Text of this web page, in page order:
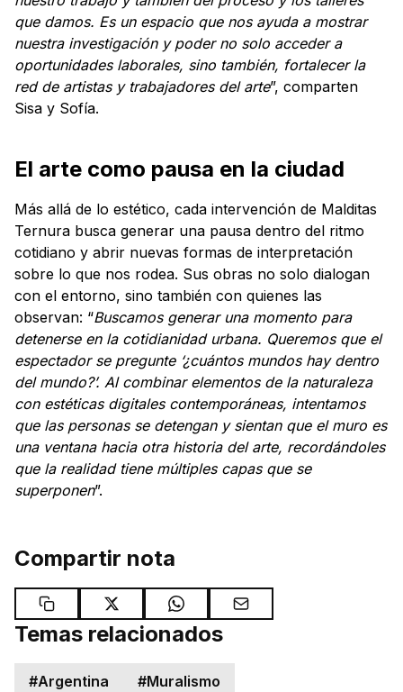
que damos. Es un espacio que nos ayuda a mostrar
nuestra investigación y poder no solo acceder a
oportunidades laborales, sino también, fortalecer la
red de artistas y trabajadores del arte”, comparten
Sisa y Sofía.
El arte como pausa en la ciudad
Más allá de lo estético, cada intervención de Malditas
Ternura busca generar una pausa dentro del ritmo
cotidiano y abrir nuevas formas de interpretación
sobre lo que nos rodea. Sus obras no solo dialogan
con el entorno, sino también con quienes las
observan: “Buscamos generar una momento para
detenerse en la cotidianidad urbana. Queremos que el
espectador se pregunte ‘¿cuántos mundos hay dentro
del mundo?’. Al combinar elementos de la naturaleza
con estéticas digitales contemporáneas, intentamos
que las personas se detengan y sientan que el muro es
una ventana hacia otra historia del arte, recordándoles
que la realidad tiene múltiples capas que se
superponen”.
Compartir nota
Temas relacionados
#Argentina #Muralismo